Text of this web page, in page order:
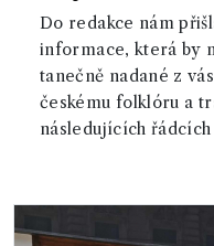
Do redakce nám
informace, která by
tanečně nadané z
českému folklóru a
následujících řádcích